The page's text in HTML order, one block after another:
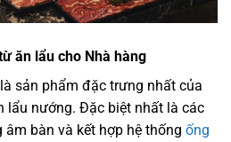
ăn lẩu cho Nhà hàng
sản phẩm đặc trưng nhất của
lẩu nướng. Đặc biệt nhất là các
bàn và kết hợp hệ thống ống